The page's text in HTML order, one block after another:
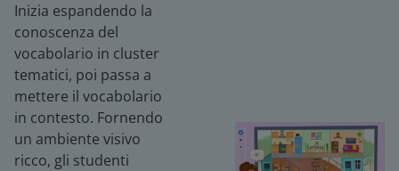
Inizia espandendo la
conoscenza del
vocabolario in cluster
tematici, poi passa a
mettere il vocabolario
in contesto. Fornendo
un ambiente visivo
ricco, gli studenti